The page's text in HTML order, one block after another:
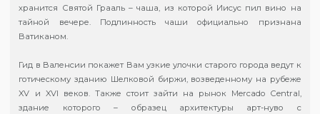
хранится Святой Грааль – чаша, из которой Иисус пил вино на
тайной вечере. Подлинность чаши официально признана
Ватиканом.
Гид в Валенсии покажет Вам узкие улочки старого города ведут к
готическому зданию Шелковой биржи, возведенному на рубеже
XV и XVI веков. Также стоит зайти на рынок Mercado Central,
здание которого – образец архитектуры арт-нуво с